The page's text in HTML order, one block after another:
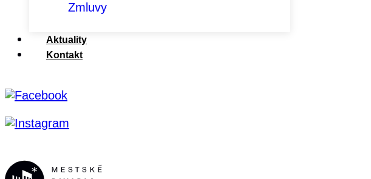
Zmluvy
Aktuality
Kontakt